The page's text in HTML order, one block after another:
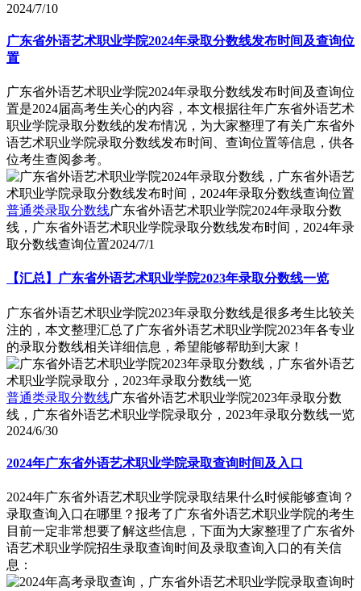
2024/7/10
广东省外语艺术职业学院2024年录取分数线发布时间及查询位
置
广东省外语艺术职业学院2024年录取分数线发布时间及查询位
置是2024届高考生关心的内容，本文根据往年广东省外语艺术
职业学院录取分数线的发布情况，为大家整理了有关广东省外
语艺术职业学院录取分数线发布时间、查询位置等信息，供各
位考生查阅参考。
普通类录取分数线广东省外语艺术职业学院2024年录取分数
线，广东省外语艺术职业学院录取分数线发布时间，2024年录
取分数线查询位置2024/7/1
【汇总】广东省外语艺术职业学院2023年录取分数线一览
广东省外语艺术职业学院2023年录取分数线是很多考生比较关
注的，本文整理汇总了广东省外语艺术职业学院2023年各专业
的录取分数线相关详细信息，希望能够帮助到大家！
普通类录取分数线广东省外语艺术职业学院2023年录取分数
线，广东省外语艺术职业学院录取分，2023年录取分数线一览
2024/6/30
2024年广东省外语艺术职业学院录取查询时间及入口
2024年广东省外语艺术职业学院录取结果什么时候能够查询？
录取查询入口在哪里？报考了广东省外语艺术职业学院的考生
目前一定非常想要了解这些信息，下面为大家整理了广东省外
语艺术职业学院招生录取查询时间及录取查询入口的有关信
息：